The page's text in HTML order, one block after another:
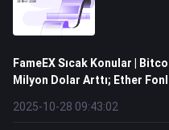
FameEX Sıcak Konular |
Milyon Dolar Arttı; Ether
2025-10-28 09:43:02